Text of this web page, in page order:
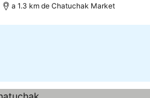
a 1.3 km de Chatuchak Market